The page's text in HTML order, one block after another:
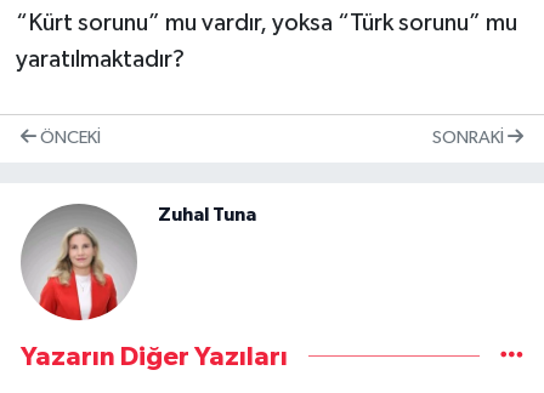
“Kürt sorunu” mu vardır, yoksa “Türk sorunu” mu
yaratılmaktadır?
ÖNCEKI SONRAKI
Zuhal Tuna
Yazarın Diğer Yazıları